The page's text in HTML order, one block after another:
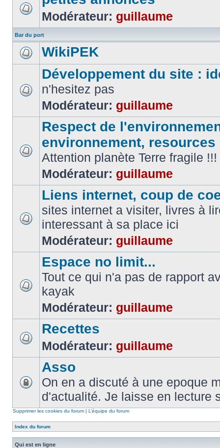
Modérateur: guillaume
Bar du port
WikiPEK
Développement du site :
n'hesitez pas
Modérateur: guillaume
Respect de
environnement, resources
Attention planète Terre fragile !!!
Modérateur: guillaume
Liens internet, coup de
sites internet a visiter, livres à
interessant à sa place ici
Modérateur: guillaume
Espace no limit...
Tout ce qui n'a pas de rapport
kayak
Modérateur: guillaume
Recettes
Modérateur: guillaume
Asso
On en a discuté à une epoque
d'actualité. Je laisse en lecture
Supprimer les cookies du forum | L’équipe du forum
Index du forum
Qui est en ligne